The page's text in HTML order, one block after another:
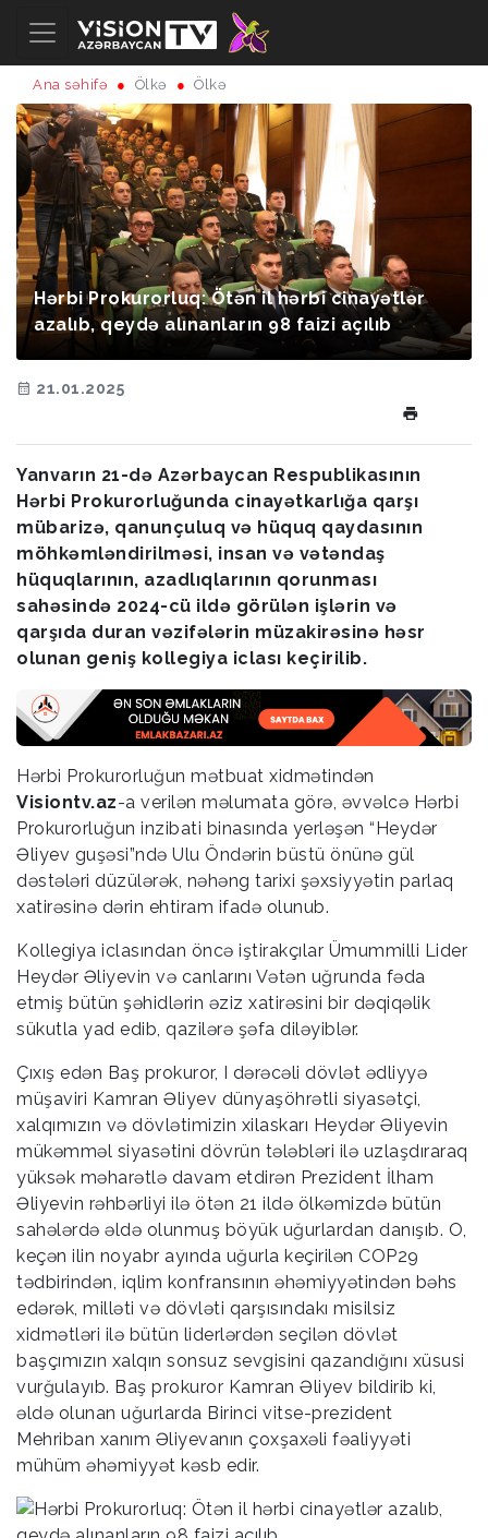
Ana səhifə Ölkə Ölkə
Hərbi Prokurorluq: Ötən il hərbi cinayətlər
azalıb, qeydə alınanların 98 faizi açılıb
21.01.2025
Yanvarın 21-də Azərbaycan Respublikasının
Hərbi Prokurorluğunda cinayətkarlığa qarşı
mübarizə, qanunçuluq və hüquq qaydasının
möhkəmləndirilməsi, insan və vətəndaş
hüquqlarının, azadlıqlarının qorunması
sahəsində 2024-cü ildə görülən işlərin və
qarşıda duran vəzifələrin müzakirəsinə həsr
olunan geniş kollegiya iclası keçirilib.
Hərbi Prokurorluğun mətbuat xidmətindən
Visiontv.az-a verilən məlumata görə, əvvəlcə Hərbi
Prokurorluğun inzibati binasında yerləşən “Heydər
Əliyev guşəsi”ndə Ulu Öndərin büstü önünə gül
dəstələri düzülərək, nəhəng tarixi şəxsiyyətin parlaq
xatirəsinə dərin ehtiram ifadə olunub.
Kollegiya iclasından öncə iştirakçılar Ümummilli Lider
Heydər Əliyevin və canlarını Vətən uğrunda fəda
etmiş bütün şəhidlərin əziz xatirəsini bir dəqiqəlik
sükutla yad edib, qazilərə şəfa diləyiblər.
Çıxış edən Baş prokuror, I dərəcəli dövlət ədliyyə
müşaviri Kamran Əliyev dünyaşöhrətli siyasətçi,
xalqımızın və dövlətimizin xilaskarı Heydər Əliyevin
mükəmməl siyasətini dövrün tələbləri ilə uzlaşdıraraq
yüksək məharətlə davam etdirən Prezident İlham
Əliyevin rəhbərliyi ilə ötən 21 ildə ölkəmizdə bütün
sahələrdə əldə olunmuş böyük uğurlardan danışıb. O,
keçən ilin noyabr ayında uğurla keçirilən COP29
tədbirindən, iqlim konfransının əhəmiyyətindən bəhs
edərək, milləti və dövləti qarşısındakı misilsiz
xidmətləri ilə bütün liderlərdən seçilən dövlət
başçımızın xalqın sonsuz sevgisini qazandığını xüsusi
vurğulayıb. Baş prokuror Kamran Əliyev bildirib ki,
əldə olunan uğurlarda Birinci vitse-prezident
Mehriban xanım Əliyevanın çoxşaxəli fəaliyyəti
mühüm əhəmiyyət kəsb edir.